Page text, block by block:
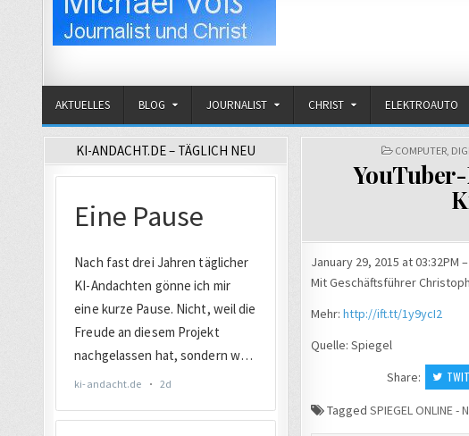
AKTUELLES BLOG JOURNALIST CHRIST ELEKTROAUTO
POSTED
COMPUTER,
January 29, 2015 at
Mit Geschäftsführer
Mehr: http://ift.tt/1y9ycI2
Quelle: Spiegel
Share:
Tagged SPIEGEL ONLINE
KI-ANDACHT.DE – TÄGLICH NEU